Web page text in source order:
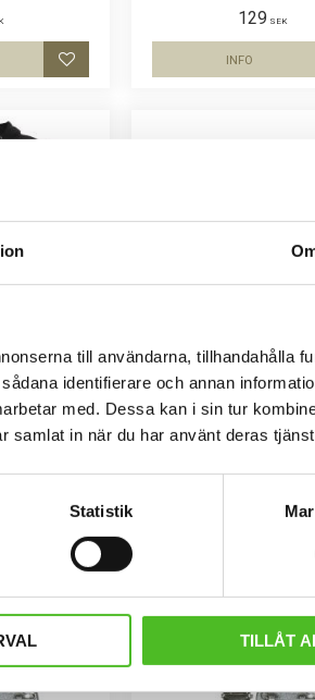
till användarna, tillhandahålla
identifierare och annan
med. Dessa kan i sin tur
samlat in när du har använt deras
Statistik
TILLÅT
Lägg till i favoriter
x 15 cm.
129 SEK
INFO
Alaskan
cm.
Lägg till i favoriter
Keps i
Alaskan
Keps i juniorstorlek i 100%
nät och en siluettbild av